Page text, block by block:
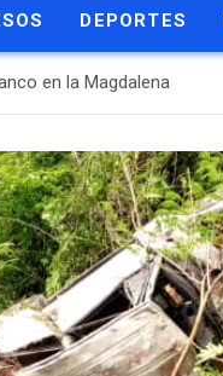
DEPORTES
en la Magdalena